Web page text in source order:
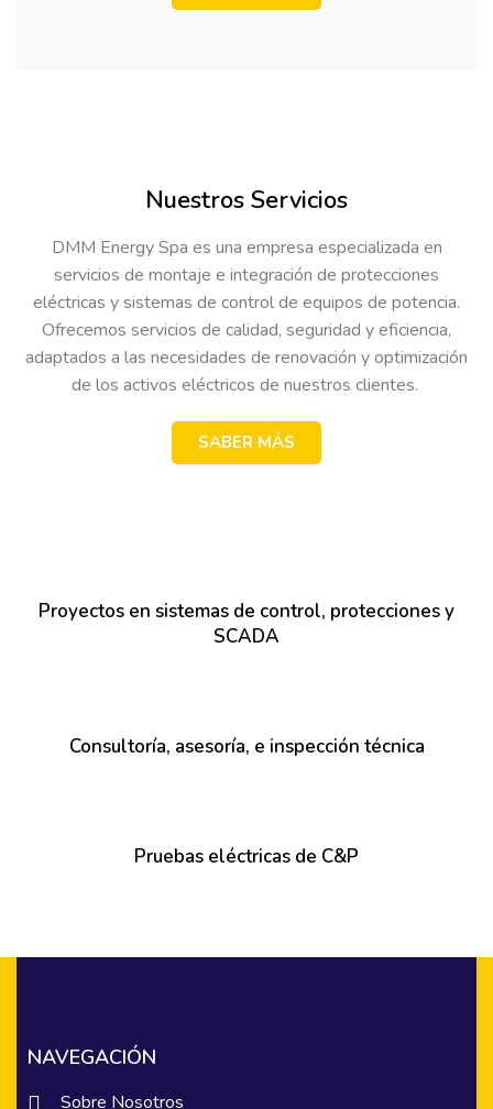
Nuestros Servicios
DMM Energy Spa es una empresa especializada en
servicios de montaje e integración de protecciones
eléctricas y sistemas de control de equipos de potencia.
Ofrecemos servicios de calidad, seguridad y eficiencia,
adaptados a las necesidades de renovación y optimización
de los activos eléctricos de nuestros clientes.
SABER MÁS
Proyectos en sistemas de control, protecciones y
SCADA
Consultoría, asesoría, e inspección técnica
Pruebas eléctricas de C&P
NAVEGACIÓN
Sobre Nosotros